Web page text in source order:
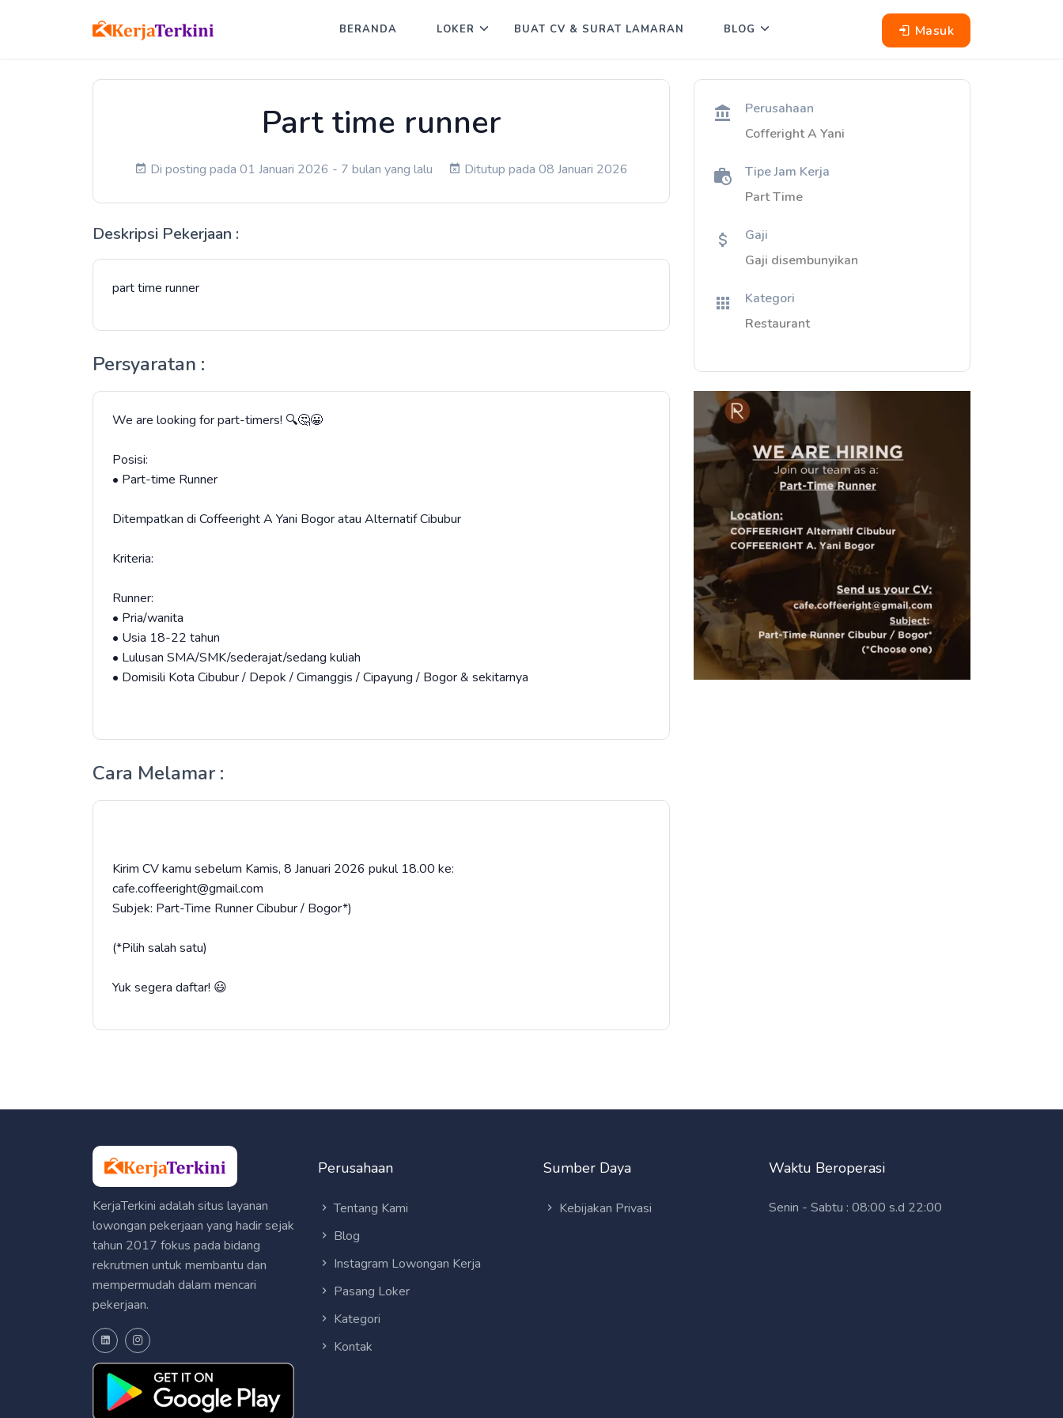
Masuk
BERANDA LOKER BUAT CV & SURAT LAMARAN BLOG
Part time runner
Di posting pada 01 Januari 2026 - 7 bulan yang lalu Ditutup pada 08 Januari 2026
Deskripsi Pekerjaan :
part time runner
Persyaratan :
We are looking for part-timers! 🔍🤔😀
Posisi:⁣
• Part-time Runner
Ditempatkan di Coffeeright A Yani Bogor atau Alternatif Cibubur
Kriteria:⁣
Runner:
• Pria/wanita⁣
• Usia 18-22 tahun⁣
• Lulusan SMA/SMK/sederajat/sedang kuliah⁣
• Domisili Kota Cibubur / Depok / Cimanggis / Cipayung / Bogor & sekitarnya
Cara Melamar :
Kirim CV kamu sebelum Kamis, 8 Januari 2026 pukul 18.00 ke:
cafe.coffeeright@gmail.com⁣
Subjek: Part-Time Runner Cibubur / Bogor*)
(*Pilih salah satu)
Yuk segera daftar! 😃
Perusahaan
Cofferight A Yani
Tipe Jam Kerja
Part Time
Gaji
Gaji disembunyikan
Kategori
Restaurant
KerjaTerkini adalah situs layanan
lowongan pekerjaan yang hadir sejak
tahun 2017 fokus pada bidang
rekrutmen untuk membantu dan
mempermudah dalam mencari
pekerjaan.
Perusahaan
Tentang Kami
Blog
Instagram Lowongan Kerja
Pasang Loker
Kategori
Kontak
Sumber Daya
Kebijakan Privasi
Waktu Beroperasi
Senin - Sabtu : 08:00 s.d 22:00